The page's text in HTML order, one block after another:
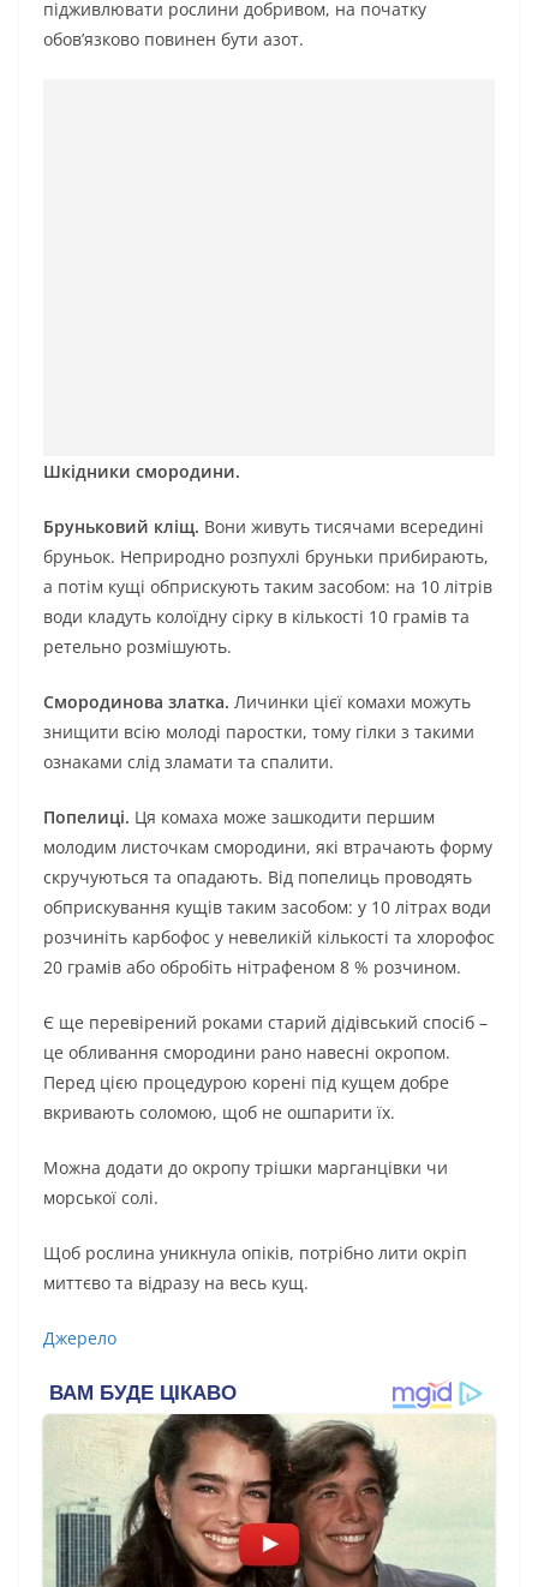
підживлювати рослини добривом, на початку
обов’язково повинен бути азот.
Шкідники смородини.
Бруньковий кліщ. Вони живуть тисячами всередині
бруньок. Неприродно розпухлі бруньки прибирають,
а потім кущі обприскують таким засобом: на 10 літрів
води кладуть колоїдну сірку в кількості 10 грамів та
ретельно розмішують.
Смородинова златка. Личинки цієї комахи можуть
знищити всію молоді паростки, тому гілки з такими
ознаками слід зламати та спалити.
Попелиці. Ця комаха може зашкодити першим
молодим листочкам смородини, які втрачають форму
скручуються та опадають. Від попелиць проводять
обприскування кущів таким засобом: у 10 літрах води
розчиніть карбофос у невеликій кількості та хлорофос
20 грамів або обробіть нітрафеном 8 % розчином.
Є ще перевірений роками старий дідівський спосіб –
це обливання смородини рано навесні окропом.
Перед цією процедурою корені під кущем добре
вкривають соломою, щоб не ошпарити їх.
Можна додати до окропу трішки марганцівки чи
морської солі.
Щоб рослина уникнула опіків, потрібно лити окріп
миттєво та відразу на весь кущ.
Джерело